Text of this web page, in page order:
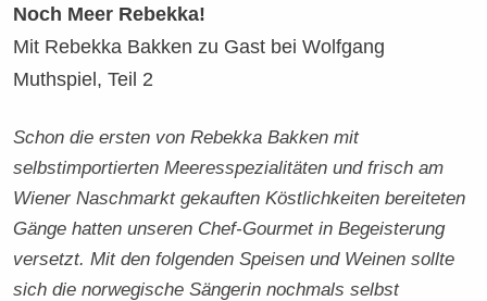
Noch Meer Rebekka!
Mit Rebekka Bakken zu Gast bei Wolfgang
Muthspiel, Teil 2
Schon die ersten von Rebekka Bakken mit
selbstimportierten Meeresspezialitäten und frisch am
Wiener Naschmarkt gekauften Köstlichkeiten bereiteten
Gänge hatten unseren Chef-Gourmet in Begeisterung
versetzt. Mit den folgenden Speisen und Weinen sollte
sich die norwegische Sängerin nochmals selbst